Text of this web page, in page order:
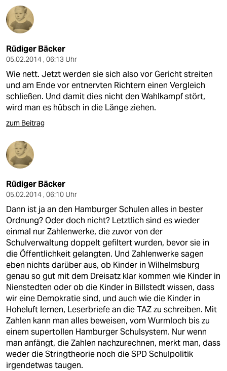
Rüdiger Bäcker
05.02.2014 , 06:13 Uhr
Wie nett. Jetzt werden sie sich also vor Gericht streiten
und am Ende vor entnervten Richtern einen Vergleich
schließen. Und damit dies nicht den Wahlkampf stört,
wird man es hübsch in die Länge ziehen.
zum Beitrag
Rüdiger Bäcker
05.02.2014 , 06:10 Uhr
Dann ist ja an den Hamburger Schulen alles in bester
Ordnung? Oder doch nicht? Letztlich sind es wieder
einmal nur Zahlenwerke, die zuvor von der
Schulverwaltung doppelt gefiltert wurden, bevor sie in
die Öffentlichkeit gelangten. Und Zahlenwerke sagen
eben nichts darüber aus, ob Kinder in Wilhelmsburg
genau so gut mit dem Dreisatz klar kommen wie Kinder in
Nienstedten oder ob die Kinder in Billstedt wissen, dass
wir eine Demokratie sind, und auch wie die Kinder in
Hoheluft lernen, Leserbriefe an die TAZ zu schreiben. Mit
Zahlen kann man alles beweisen, vom Wurmloch bis zu
einem supertollen Hamburger Schulsystem. Nur wenn
man anfängt, die Zahlen nachzurechnen, merkt man, dass
weder die Stringtheorie noch die SPD Schulpolitik
irgendetwas taugen.